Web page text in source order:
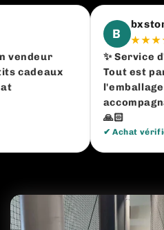
B
✨ Service
Tout est
l'emballage
🙏🏻
✔ Achat vérifié